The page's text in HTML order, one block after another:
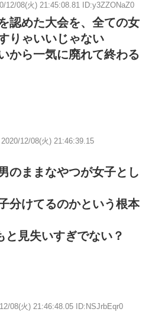
12/08(火) 21:45:08.81 ID:y3ZZONaZ0
認めた大会を、全ての女
りゃいいじゃない
から一気に廃れて終わる
2020/12/08(火) 21:46:39.15
のままなやつが女子とし
分けてるのかという根本
見失いすぎでない？
08(火) 21:46:48.05 ID:NSJrbEqr0